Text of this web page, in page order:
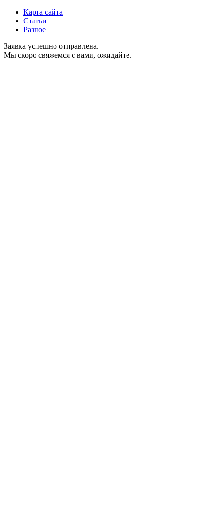
Карта сайта
Статьи
Разное
Заявка успешно отправлена.
Мы скоро свяжемся с вами, ожидайте.